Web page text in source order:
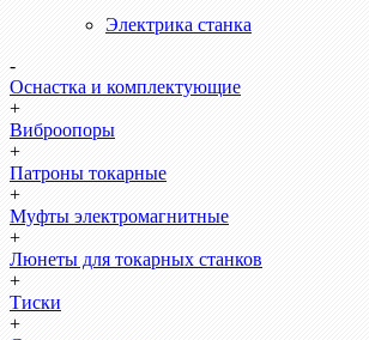
Электрика станка
-
Оснастка и комплектующие
+
Виброопоры
+
Патроны токарные
+
Муфты электромагнитные
+
Люнеты для токарных станков
+
Тиски
+